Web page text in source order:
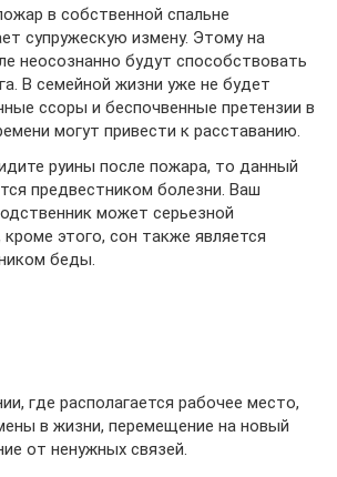
в собственной спальне
супружескую измену. Этому на
неосознанно будут способствовать
В семейной жизни уже не будет
ссоры и беспочвенные претензии в
могут привести к расставанию.
руины после пожара, то данный
предвестником болезни. Ваш
может серьезной
кроме этого, сон также является
беды.
где располагается рабочее место,
в жизни, перемещение на новый
от ненужных связей.